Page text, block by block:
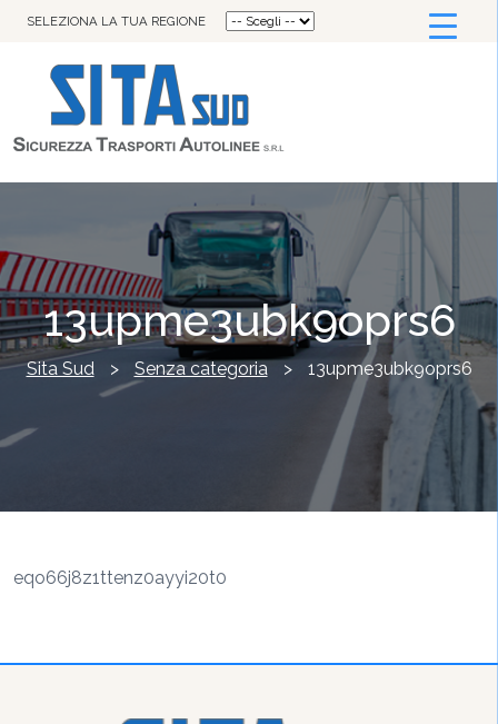
SELEZIONA LA TUA REGIONE
13upme3ubk9oprs6
Sita Sud > Senza categoria > 13upme3ubk9oprs6
eqo66j8z1ttenz0ayyi20t0